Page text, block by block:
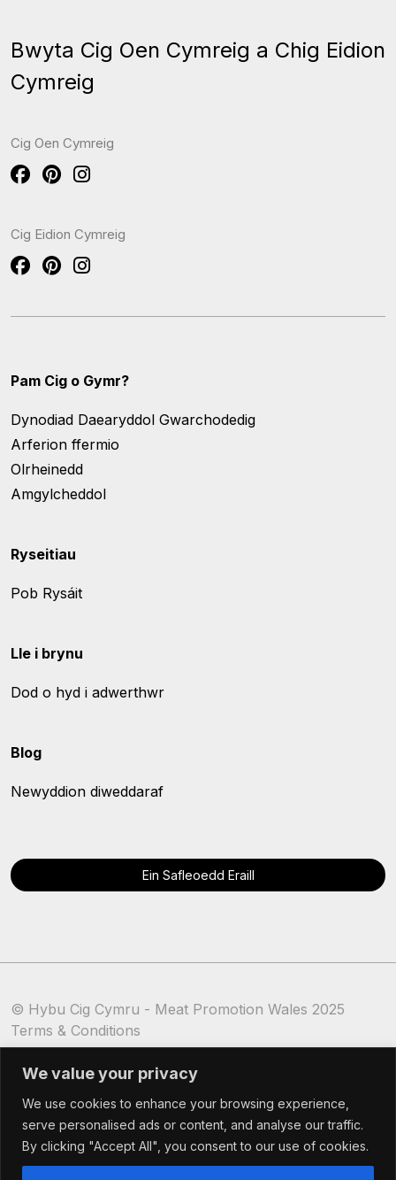
We value your privacy
We use cookies to enhance your browsing experience,
serve personalised ads or content, and analyse our traffic.
By clicking "Accept All", you consent to our use of cookies.
Bwyta Cig Oen Cymreig a Chig Eidion
Cymreig
Cig Oen Cymreig
Cig Eidion Cymreig
Pam Cig o Gymr?
Dynodiad Daearyddol Gwarchodedig
Arferion ffermio
Olrheinedd
Amgylcheddol
Ryseitiau
Pob Rysáit
Lle i brynu
Dod o hyd i adwerthwr
Blog
Newyddion diweddaraf
Ein Safleoedd Eraill
© Hybu Cig Cymru - Meat Promotion Wales 2025
Terms & Conditions